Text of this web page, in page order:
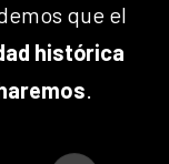
que el
histórica
.